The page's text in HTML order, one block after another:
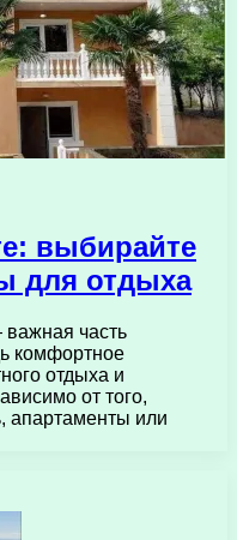
выбирайте
для отдыха
часть
комфортное
отдыха и
от того,
апартаменты или